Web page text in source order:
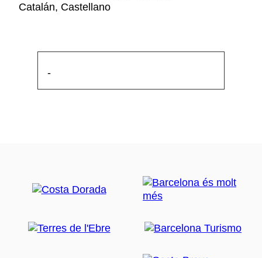
Catalán, Castellano
-